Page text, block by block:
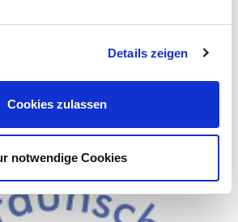
Details zeigen
Cookies zulassen
notwendige Cookies